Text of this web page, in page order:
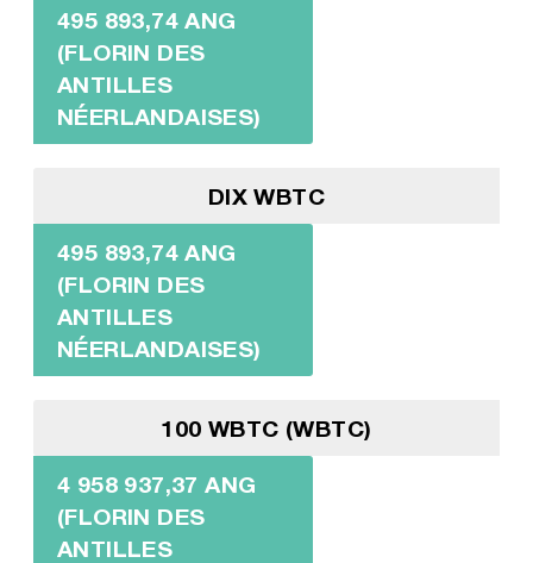
495 893,74 ANG
(FLORIN DES
ANTILLES
NÉERLANDAISES)
DIX WBTC
495 893,74 ANG
(FLORIN DES
ANTILLES
NÉERLANDAISES)
100 WBTC (WBTC)
4 958 937,37 ANG
(FLORIN DES
ANTILLES